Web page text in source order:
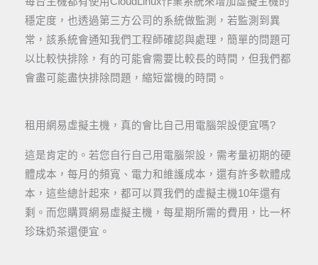
穩定度，也透過第三方公司的系統做監測，若監測到異
常，該系統會通知我們工程師確認與處理，簡單的問題可
以比較快排除，有的可能會需要比較長的時間，但我們都
會盡可能盡快排除問題，縮短當機的時間。
租用網易虛擬主機，真的會比自己用電腦架設便宜嗎?
這是肯定的。若您自行自己用電腦架設，需考量初期的硬
體成本，每月的頻寬、電力和維護成本，還有許多軟體成
本，這些總計起來，都可以買我們的虛擬主機10年還有
剩。而您購買網易虛擬主機，每星期所需的費用，比一杯
珍珠奶茶還便宜。